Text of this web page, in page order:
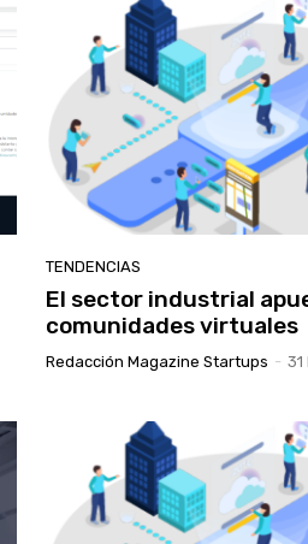
TENDENCIAS
El sector industrial
comunidades virtuales
Redacción Magazine Startups -